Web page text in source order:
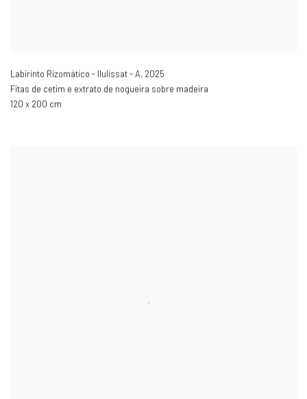
Labirinto Rizomático - Ilulissat - A, 2025
Fitas de cetim e extrato de nogueira sobre madeira
120 x 200 cm